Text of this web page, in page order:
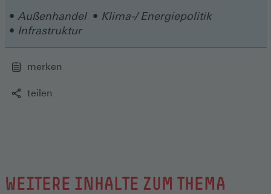
Fenster)
Außenhandel
Klima-/ Energiepolitik
Infrastruktur
merken
teilen
WEITERE INHALTE ZUM THEMA